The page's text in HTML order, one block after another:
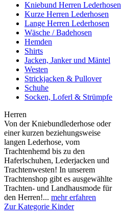
Kniebund Herren Lederhosen
Kurze Herren Lederhosen
Lange Herren Lederhosen
Wäsche / Badehosen
Hemden
Shirts
Jacken, Janker und Mäntel
Westen
Strickjacken & Pullover
Schuhe
Socken, Loferl & Strümpfe
Herren
Von der Kniebundlederhose oder
einer kurzen beziehungsweise
langen Lederhose, vom
Trachtenhemd bis zu den
Haferlschuhen, Lederjacken und
Trachtenwesten! In unserem
Trachtenshop gibt es ausgewählte
Trachten- und Landhausmode für
den Herren!... mehr erfahren
Zur Kategorie Kinder